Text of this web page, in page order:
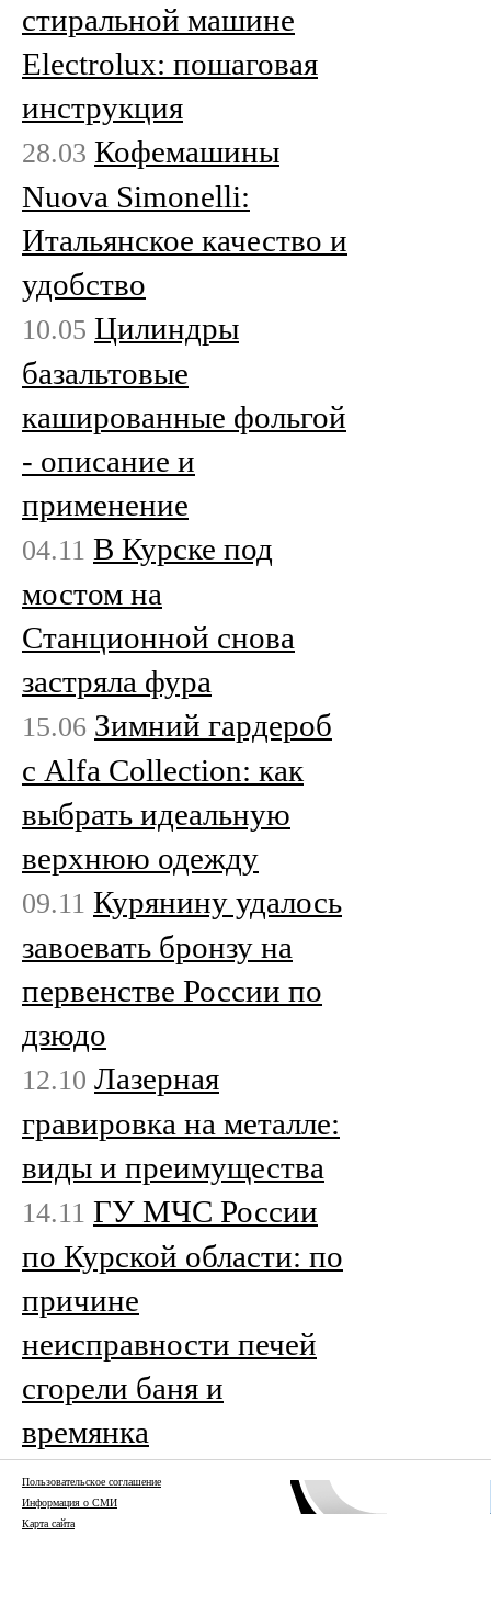
стиральной машине
Electrolux: пошаговая
инструкция
28.03 Кофемашины
Nuova Simonelli:
Итальянское качество и
удобство
10.05 Цилиндры
базальтовые
кашированные фольгой
- описание и
применение
04.11 В Курске под
мостом на
Станционной снова
застряла фура
15.06 Зимний гардероб
с Alfa Collection: как
выбрать идеальную
верхнюю одежду
09.11 Курянину удалось
завоевать бронзу на
первенстве России по
дзюдо
12.10 Лазерная
гравировка на металле:
виды и преимущества
14.11 ГУ МЧС России
по Курской области: по
причине
неисправности печей
сгорели баня и
времянка
Пользовательское соглашение
Информация о СМИ
Карта сайта